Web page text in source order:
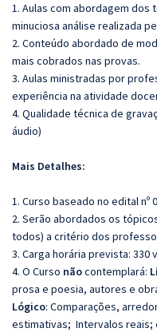
1. Aulas com abordagem
minuciosa análise realizada
2. Conteúdo abordado de
mais cobrados nas provas.
3. Aulas ministradas por
experiência na atividade
4. Qualidade técnica de
áudio)
Mais Detalhes:
1. Curso baseado no edital nº
2. Serão abordados os
todos) a critério dos
3. Carga horária prevista: 330
4. O Curso nãocontemplará:
prosa e poesia, autores e
Lógico: Comparações,
estimativas; Intervalos reais;